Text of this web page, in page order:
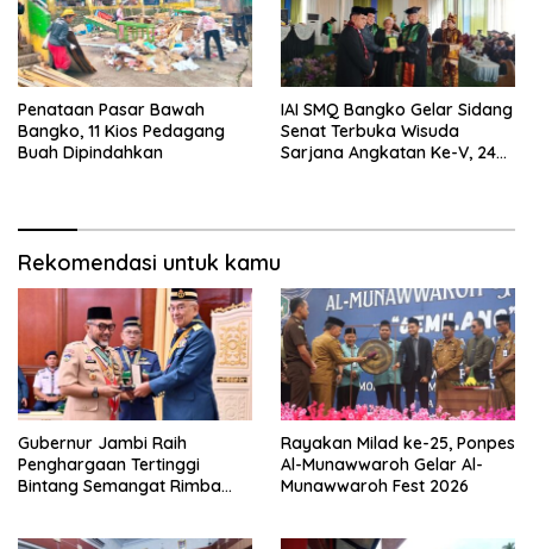
Penataan Pasar Bawah
Bangko, 11 Kios Pedagang
Buah Dipindahkan
IAI SMQ Bangko Gelar Sidang
Senat Terbuka Wisuda
Sarjana Angkatan Ke-V, 243
Rekomendasi untuk kamu
Gubernur Jambi Raih
Penghargaan Tertinggi
Bintang Semangat Rimba
Rayakan Milad ke-25, Ponpes
Al-Munawwaroh Gelar Al-
Munawwaroh Fest 2026